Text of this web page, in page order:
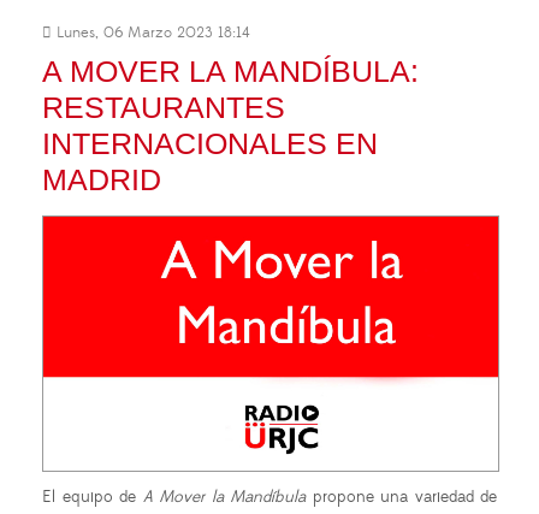
Lunes, 06 Marzo 2023 18:14
A MOVER LA MANDÍBULA:
RESTAURANTES
INTERNACIONALES EN
MADRID
El equipo de A Mover la Mandíbulapropone una variedad de